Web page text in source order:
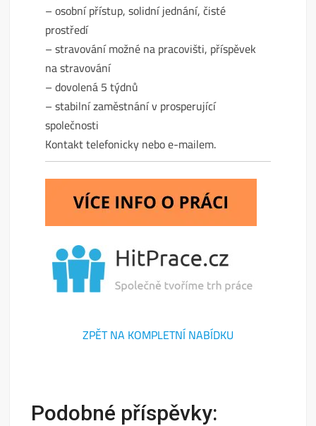
– osobní přístup, solidní jednání, čisté
prostředí
– stravování možné na pracovišti, příspěvek
na stravování
– dovolená 5 týdnů
– stabilní zaměstnání v prosperující
společnosti
Kontakt telefonicky nebo e-mailem.
ZPĚT NA KOMPLETNÍ NABÍDKU
Podobné příspěvky: